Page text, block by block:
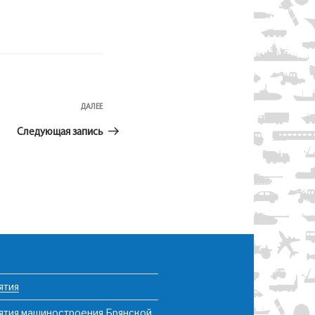
Следующая
ДАЛЕЕ
Следующая запись